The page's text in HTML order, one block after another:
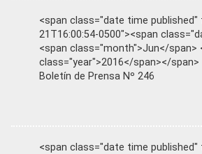
<span class="date time published"
21T16:00:54-0500"><span
<span class="month">Jun</span>
class="year">2016</span></span>
Boletín de Prensa Nº 246
<span class="date time published"